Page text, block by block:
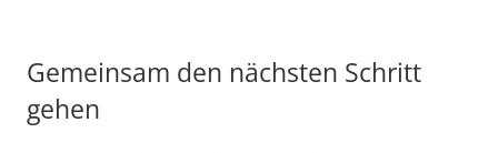
Gemeinsam den nächsten Schritt
gehen